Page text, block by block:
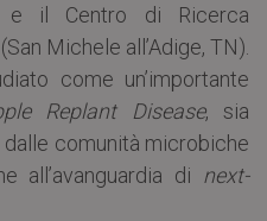
e il Centro di Ricerca
Michele all’Adige, TN).
come un’importante
Replant Disease, sia
comunità microbiche
all’avanguardia di next-